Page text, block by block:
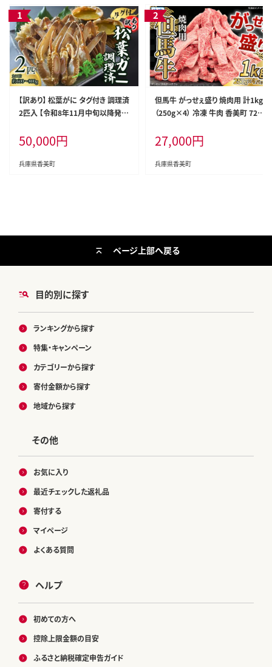
【訳あり】 松葉がに タグ付き 調理済
2匹入 【令和8年11月中旬以降発送
8
50,000円
兵庫県香美町
但馬牛 がっせぇ盛り 焼肉用 計1kg
（250g×4） 冷凍 牛肉 香美町 72-2
27,000円
兵庫県香美町
目的別に探す
ランキングから探す
特集・キャンペーン
カテゴリーから探す
寄付金額から探す
地域から探す
その他
お気に入り
最近チェックした返礼品
寄付する
マイページ
よくある質問
ヘルプ
初めての方へ
控除上限金額の目安
ふるさと納税確定申告ガイド
ページ上部へ戻る